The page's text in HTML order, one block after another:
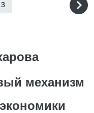
3
механизм